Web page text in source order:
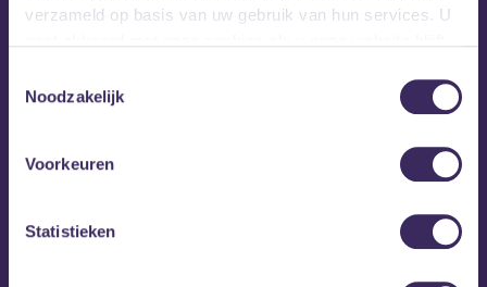
verzameld op basis van uw gebruik van hun services. U
Noodzakelijk
Voorkeuren
Statistieken